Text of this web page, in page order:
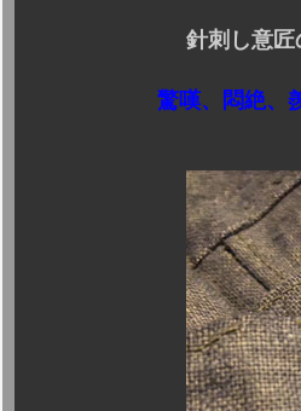
針刺し意
驚嘆、悶絶、